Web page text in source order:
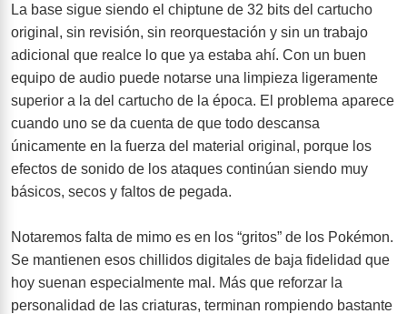
La base sigue siendo el chiptune de 32 bits del cartucho
original, sin revisión, sin reorquestación y sin un trabajo
adicional que realce lo que ya estaba ahí. Con un buen
equipo de audio puede notarse una limpieza ligeramente
superior a la del cartucho de la época. El problema aparece
cuando uno se da cuenta de que todo descansa
únicamente en la fuerza del material original, porque los
efectos de sonido de los ataques continúan siendo muy
básicos, secos y faltos de pegada.
Notaremos falta de mimo es en los “gritos” de los Pokémon.
Se mantienen esos chillidos digitales de baja fidelidad que
hoy suenan especialmente mal. Más que reforzar la
personalidad de las criaturas, terminan rompiendo bastante